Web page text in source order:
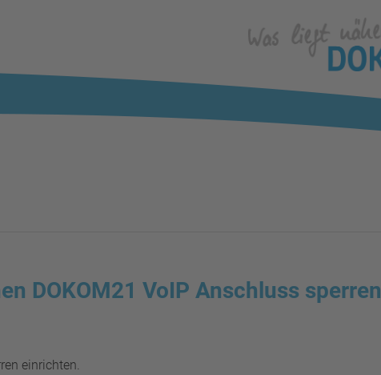
DOKOM21 VoIP Anschluss sperren
einrichten.